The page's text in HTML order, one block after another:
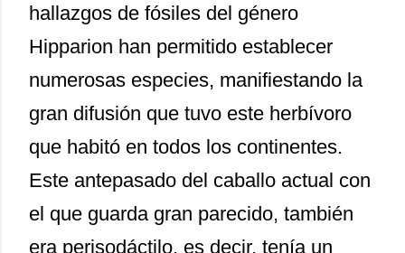
hallazgos de fósiles del género
Hipparion han permitido establecer
numerosas especies, manifiestando la
gran difusión que tuvo este herbívoro
que habitó en todos los continentes.
Este antepasado del caballo actual con
el que guarda gran parecido, también
era perisodáctilo, es decir, tenía un